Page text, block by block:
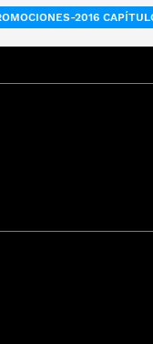
2016